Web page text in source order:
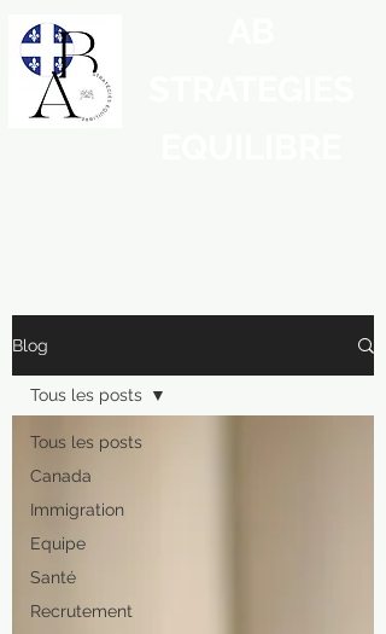
Blog
Tous les posts
Canada
Immigration
Equipe
Santé
Recrutement
Tous les posts